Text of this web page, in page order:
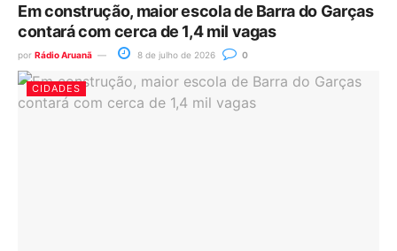
Em construção, maior escola de Barra do Garças
contará com cerca de 1,4 mil vagas
por Rádio Aruanã 8 de julho de 2026 0
CIDADES